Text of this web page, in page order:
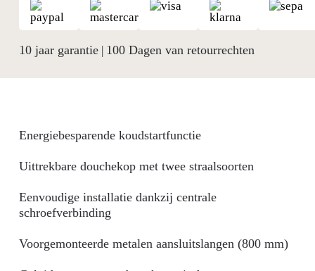
10 jaar garantie| 100 Dagen van retourrechten
Energiebesparende koudstartfunctie
Uittrekbare douchekop met twee straalsoorten
Eenvoudige installatie dankzij centrale
schroefverbinding
Voorgemonteerde metalen aansluitslangen (800 mm)